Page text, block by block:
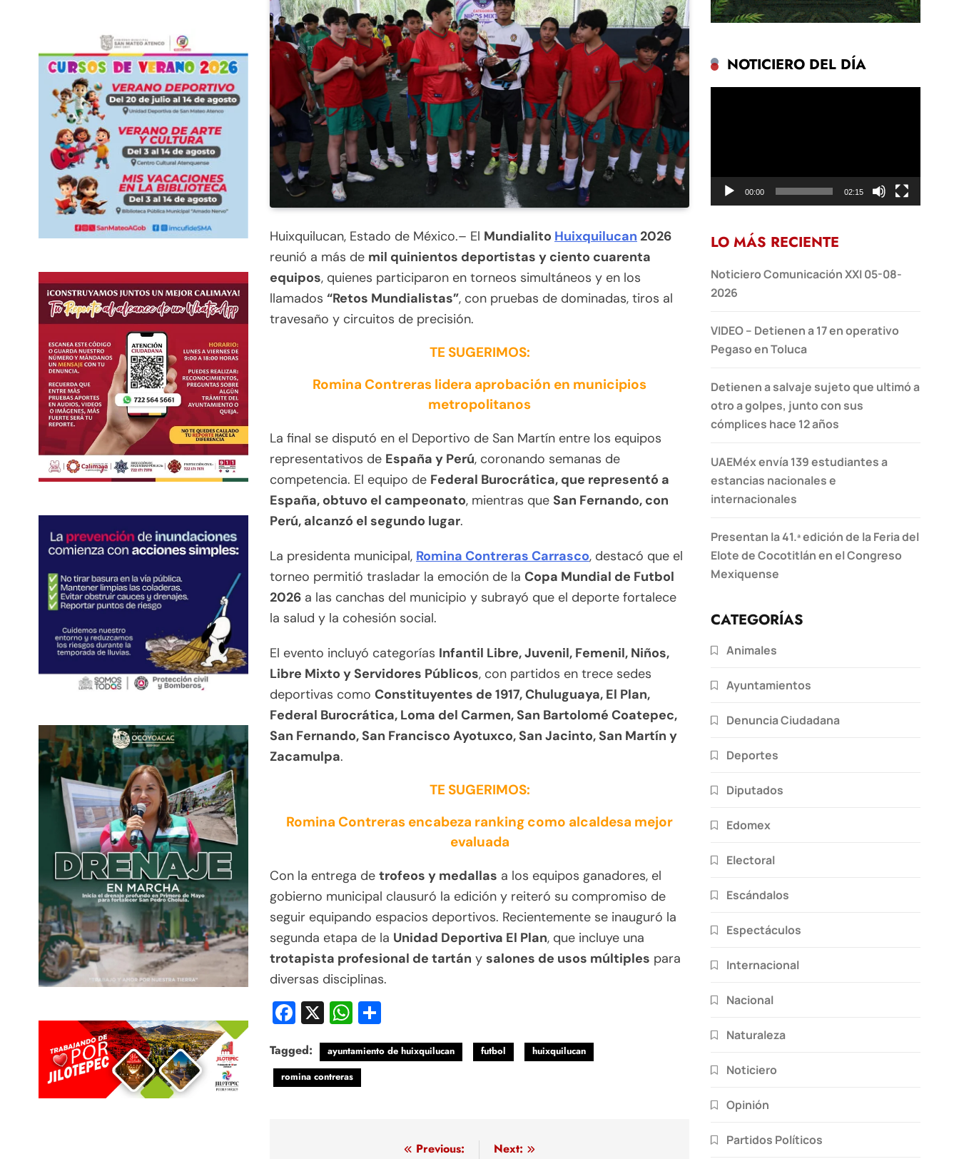
Huixquilucan, Estado de México.– El Mundialito Huixquilucan 2026
reunió a más de mil quinientos deportistas y ciento cuarenta
equipos, quienes participaron en torneos simultáneos y en los
llamados “Retos Mundialistas”, con pruebas de dominadas, tiros al
travesaño y circuitos de precisión.
TE SUGERIMOS:
Romina Contreras lidera aprobación en municipios
metropolitanos
La final se disputó en el Deportivo de San Martín entre los equipos
representativos de España y Perú, coronando semanas de
competencia. El equipo de Federal Burocrática, que representó a
España, obtuvo el campeonato, mientras que San Fernando, con
Perú, alcanzó el segundo lugar.
La presidenta municipal, Romina Contreras Carrasco, destacó que el
torneo permitió trasladar la emoción de la Copa Mundial de Futbol
2026 a las canchas del municipio y subrayó que el deporte fortalece
la salud y la cohesión social.
El evento incluyó categorías Infantil Libre, Juvenil, Femenil, Niños,
Libre Mixto y Servidores Públicos, con partidos en trece sedes
deportivas como Constituyentes de 1917, Chuluguaya, El Plan,
Federal Burocrática, Loma del Carmen, San Bartolomé Coatepec,
San Fernando, San Francisco Ayotuxco, San Jacinto, San Martín y
Zacamulpa.
TE SUGERIMOS:
Romina Contreras encabeza ranking como alcaldesa mejor
evaluada
Con la entrega de trofeos y medallas a los equipos ganadores, el
gobierno municipal clausuró la edición y reiteró su compromiso de
seguir equipando espacios deportivos. Recientemente se inauguró la
segunda etapa de la Unidad Deportiva El Plan, que incluye una
trotapista profesional de tartán y salones de usos múltiples para
diversas disciplinas.
Facebook
X WhatsApp
Tagged: ayuntamiento de huixquilucan futbol
huixquilucan
romina contreras
Previous:
Next:
NOTICIERO DEL DÍA
00:00 02:15
LO MÁS RECIENTE
Noticiero Comunicación XXI 05-08-
2026
VIDEO – Detienen a 17 en operativo
Pegaso en Toluca
Detienen a salvaje sujeto que ultimó a
otro a golpes, junto con sus
cómplices hace 12 años
UAEMéx envía 139 estudiantes a
estancias nacionales e
internacionales
Presentan la 41.ª edición de la Feria del
Elote de Cocotitlán en el Congreso
Mexiquense
CATEGORÍAS
Animales
Ayuntamientos
Denuncia Ciudadana
Deportes
Diputados
Edomex
Electoral
Escándalos
Espectáculos
Internacional
Nacional
Naturaleza
Noticiero
Opinión
Partidos Políticos